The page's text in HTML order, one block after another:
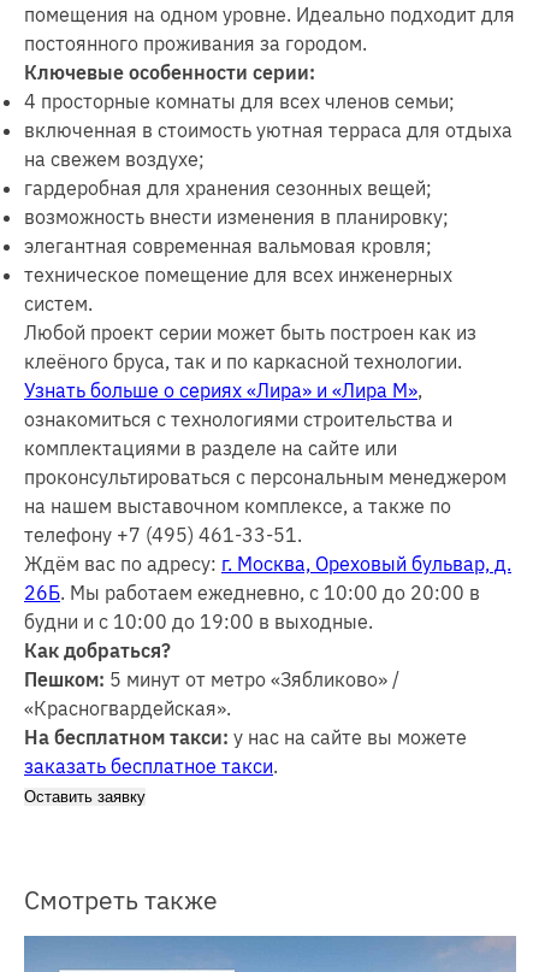
помещения на одном уровне. Идеально подходит для
постоянного проживания за городом.
Ключевые особенности серии:
4 просторные комнаты для всех членов семьи;
включенная в стоимость уютная терраса для отдыха
на свежем воздухе;
гардеробная для хранения сезонных вещей;
возможность внести изменения в планировку;
элегантная современная вальмовая кровля;
техническое помещение для всех инженерных
систем.
Любой проект серии может быть построен как из
клеёного бруса, так и по каркасной технологии.
Узнать больше о сериях «Лира» и «Лира М»,
ознакомиться с технологиями строительства и
комплектациями в разделе на сайте или
проконсультироваться с персональным менеджером
на нашем выставочном комплексе, а также по
телефону +7 (495) 461-33-51.
Ждём вас по адресу: г. Москва, Ореховый бульвар, д.
26Б. Мы работаем ежедневно, с 10:00 до 20:00 в
будни и с 10:00 до 19:00 в выходные.
Как добраться?
Пешком: 5 минут от метро «Зябликово» /
«Красногвардейская».
На бесплатном такси: у нас на сайте вы можете
заказать бесплатное такси.
Оставить заявку
Смотреть также